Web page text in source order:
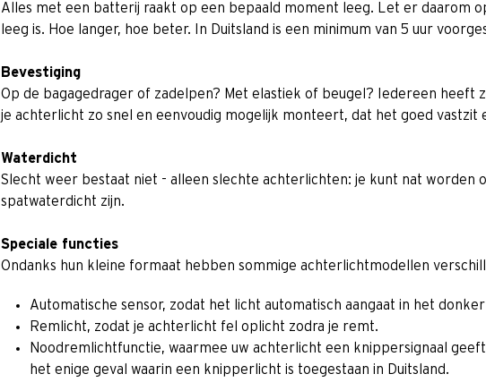
Alles met een batterij raakt op een bepaald moment leeg. Let er daarom
leeg is. Hoe langer, hoe beter. In Duitsland is een minimum van 5 uur
Bevestiging
Op de bagagedrager of zadelpen? Met elastiek of beugel? Iedereen heeft
je achterlicht zo snel en eenvoudig mogelijk monteert, dat het goed vastzit
Waterdicht
Slecht weer bestaat niet - alleen slechte achterlichten: je kunt nat worden
spatwaterdicht zijn.
Speciale functies
Ondanks hun kleine formaat hebben sommige achterlichtmodellen
Automatische sensor, zodat het licht automatisch aangaat in het donker
Remlicht, zodat je achterlicht fel oplicht zodra je remt.
Noodremlichtfunctie, waarmee uw achterlicht een knippersignaal
het enige geval waarin een knipperlicht is toegestaan in Duitsland.